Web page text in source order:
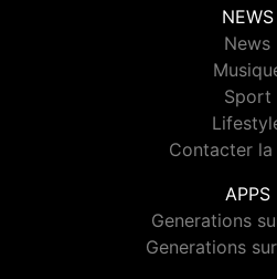
NEWS
News
Sport
Contacter la
APPS
Generations
Generations